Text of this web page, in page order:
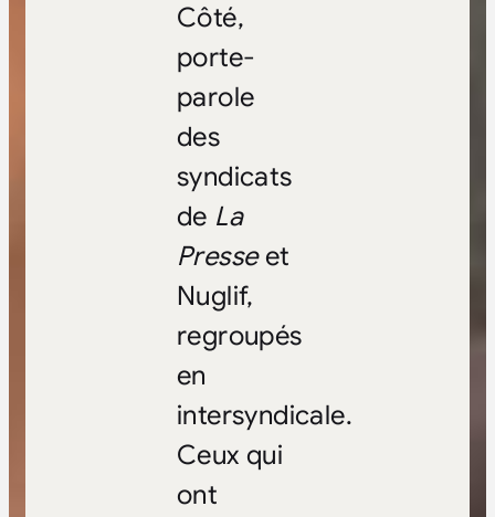
Côté,
porte-
parole
des
syndicats
de La
Presseet
Nuglif,
regroupés
en
intersyndicale.
Ceux qui
ont